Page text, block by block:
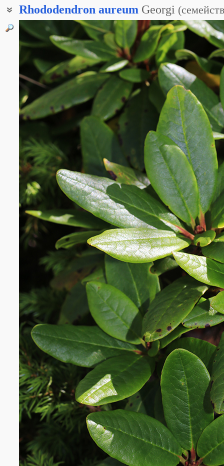
Rhododendron aureum Georgi (
Азалия золотистоцветковая
Рододендрон золотистоцветковый
Рододендрон лекарственный
Альпийская роза